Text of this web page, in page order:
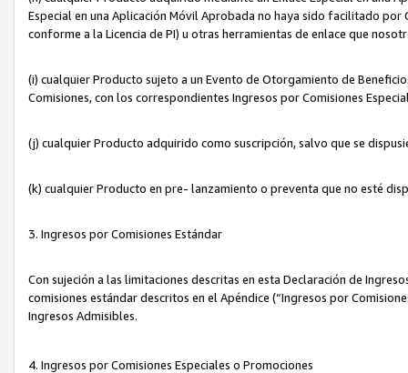
Especial en una Aplicación Móvil Aprobada no haya sido facilitado
conforme a la Licencia de PI) u otras herramientas de enlace que
(i) cualquier Producto sujeto a un Evento de Otorgamiento de
Comisiones, con los correspondientes Ingresos por Comisiones
(j) cualquier Producto adquirido como suscripción, salvo que se
(k) cualquier Producto en pre- lanzamiento o preventa que no esté
3. Ingresos por Comisiones Estándar
Con sujeción a las limitaciones descritas en esta Declaración de
comisiones estándar descritos en el Apéndice (“Ingresos por
Ingresos Admisibles.
4. Ingresos por Comisiones Especiales o Promociones